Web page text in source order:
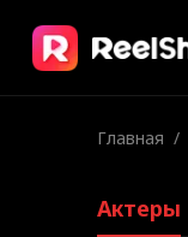
Главная /
Актеры